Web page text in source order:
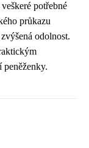
potřebné
průkazu
odolnost.
peněženky.